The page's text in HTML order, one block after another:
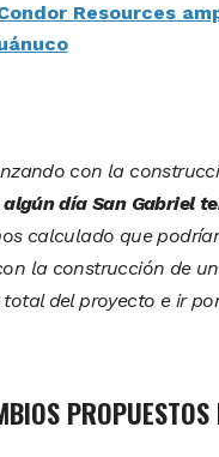
Resources
con la
algún día San Gabriel
calculado que
la construcción de
del proyecto e ir